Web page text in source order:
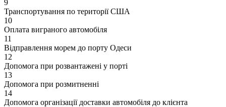
9
Транспортування по території США
10
Оплата виграного автомобіля
11
Відправлення морем до порту Одеси
12
Допомога при розвантажені у порті
13
Допомога при розмитненні
14
Допомога організації доставки автомобіля до клієнта